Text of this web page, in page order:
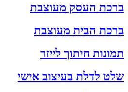
ברכת העסק מעוצבת
ברכת הבית מעוצבת
תמונות חיתוך לייזר
שלט לדלת בעיצוב אישי